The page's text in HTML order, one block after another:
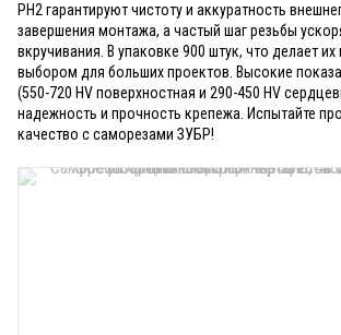
PH2 гарантируют чистоту и аккуратность
завершения монтажа, а частый шаг резьбы
вкручивания. В упаковке 900 штук, что делает
выбором для больших проектов. Высокие
(550-720 HV поверхностная и 290-450 HV
надежность и прочность крепежа. Испытайте
качество с саморезами ЗУБР!